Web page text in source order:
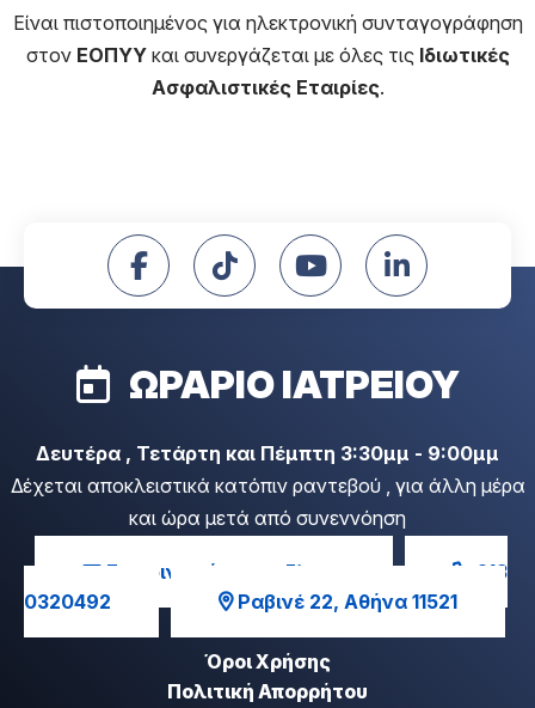
Είναι πιστοποιημένος για ηλεκτρονική συνταγογράφηση
στον ΕΟΠΥΥκαι συνεργάζεται με όλες τιςΙδιωτικές
Ασφαλιστικές Εταιρίες.
ΩΡΑΡΙΟ ΙΑΤΡΕΙΟΥ
Δευτέρα , Τετάρτη και Πέμπτη 3:30μμ - 9:00μμ
Δέχεται αποκλειστικά κατόπιν ραντεβού , για άλλη μέρα
και ώρα μετά από συνεννόηση
Επικοινωνήστε μαζί μας
213
0320492
Ραβινέ 22, Αθήνα 11521
Όροι Χρήσης
Πολιτική Απορρήτου